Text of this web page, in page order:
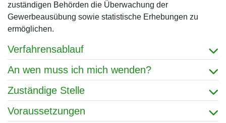
zuständigen Behörden die Überwachung der
Gewerbeausübung sowie statistische Erhebungen zu
ermöglichen.
Verfahrensablauf
An wen muss ich mich wenden?
Zuständige Stelle
Voraussetzungen